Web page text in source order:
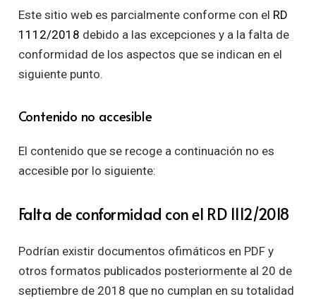
Este sitio web es parcialmente conforme con el RD
1112/2018 debido a las excepciones y a la falta de
conformidad de los aspectos que se indican en el
siguiente punto.
Contenido no accesible
El contenido que se recoge a continuación no es
accesible por lo siguiente:
Falta de conformidad con el RD 1112/2018
Podrían existir documentos ofimáticos en PDF y
otros formatos publicados posteriormente al 20 de
septiembre de 2018 que no cumplan en su totalidad